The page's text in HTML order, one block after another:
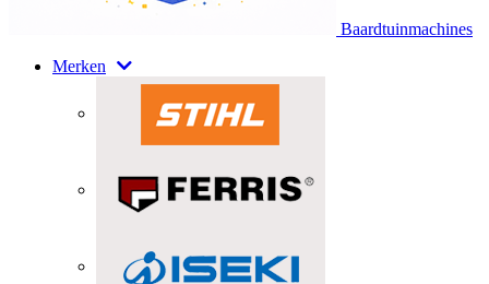
Baardtuinmachines
Merken